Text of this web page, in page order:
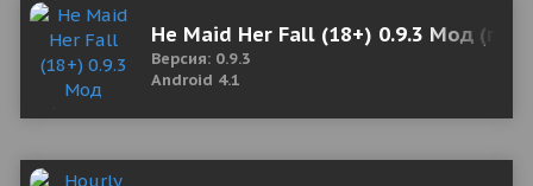
He Maid Her Fall (18+) 0.9.3 Мод
Версия: 0.9.3
Android 4.1